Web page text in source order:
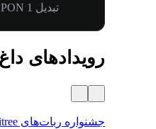
تبدیل 1 SHOPON به €128.89
رویدادهای داغ
جشنواره ربات‌های Unitree